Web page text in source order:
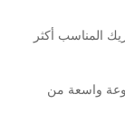
المناسب أكثر
واسعة من